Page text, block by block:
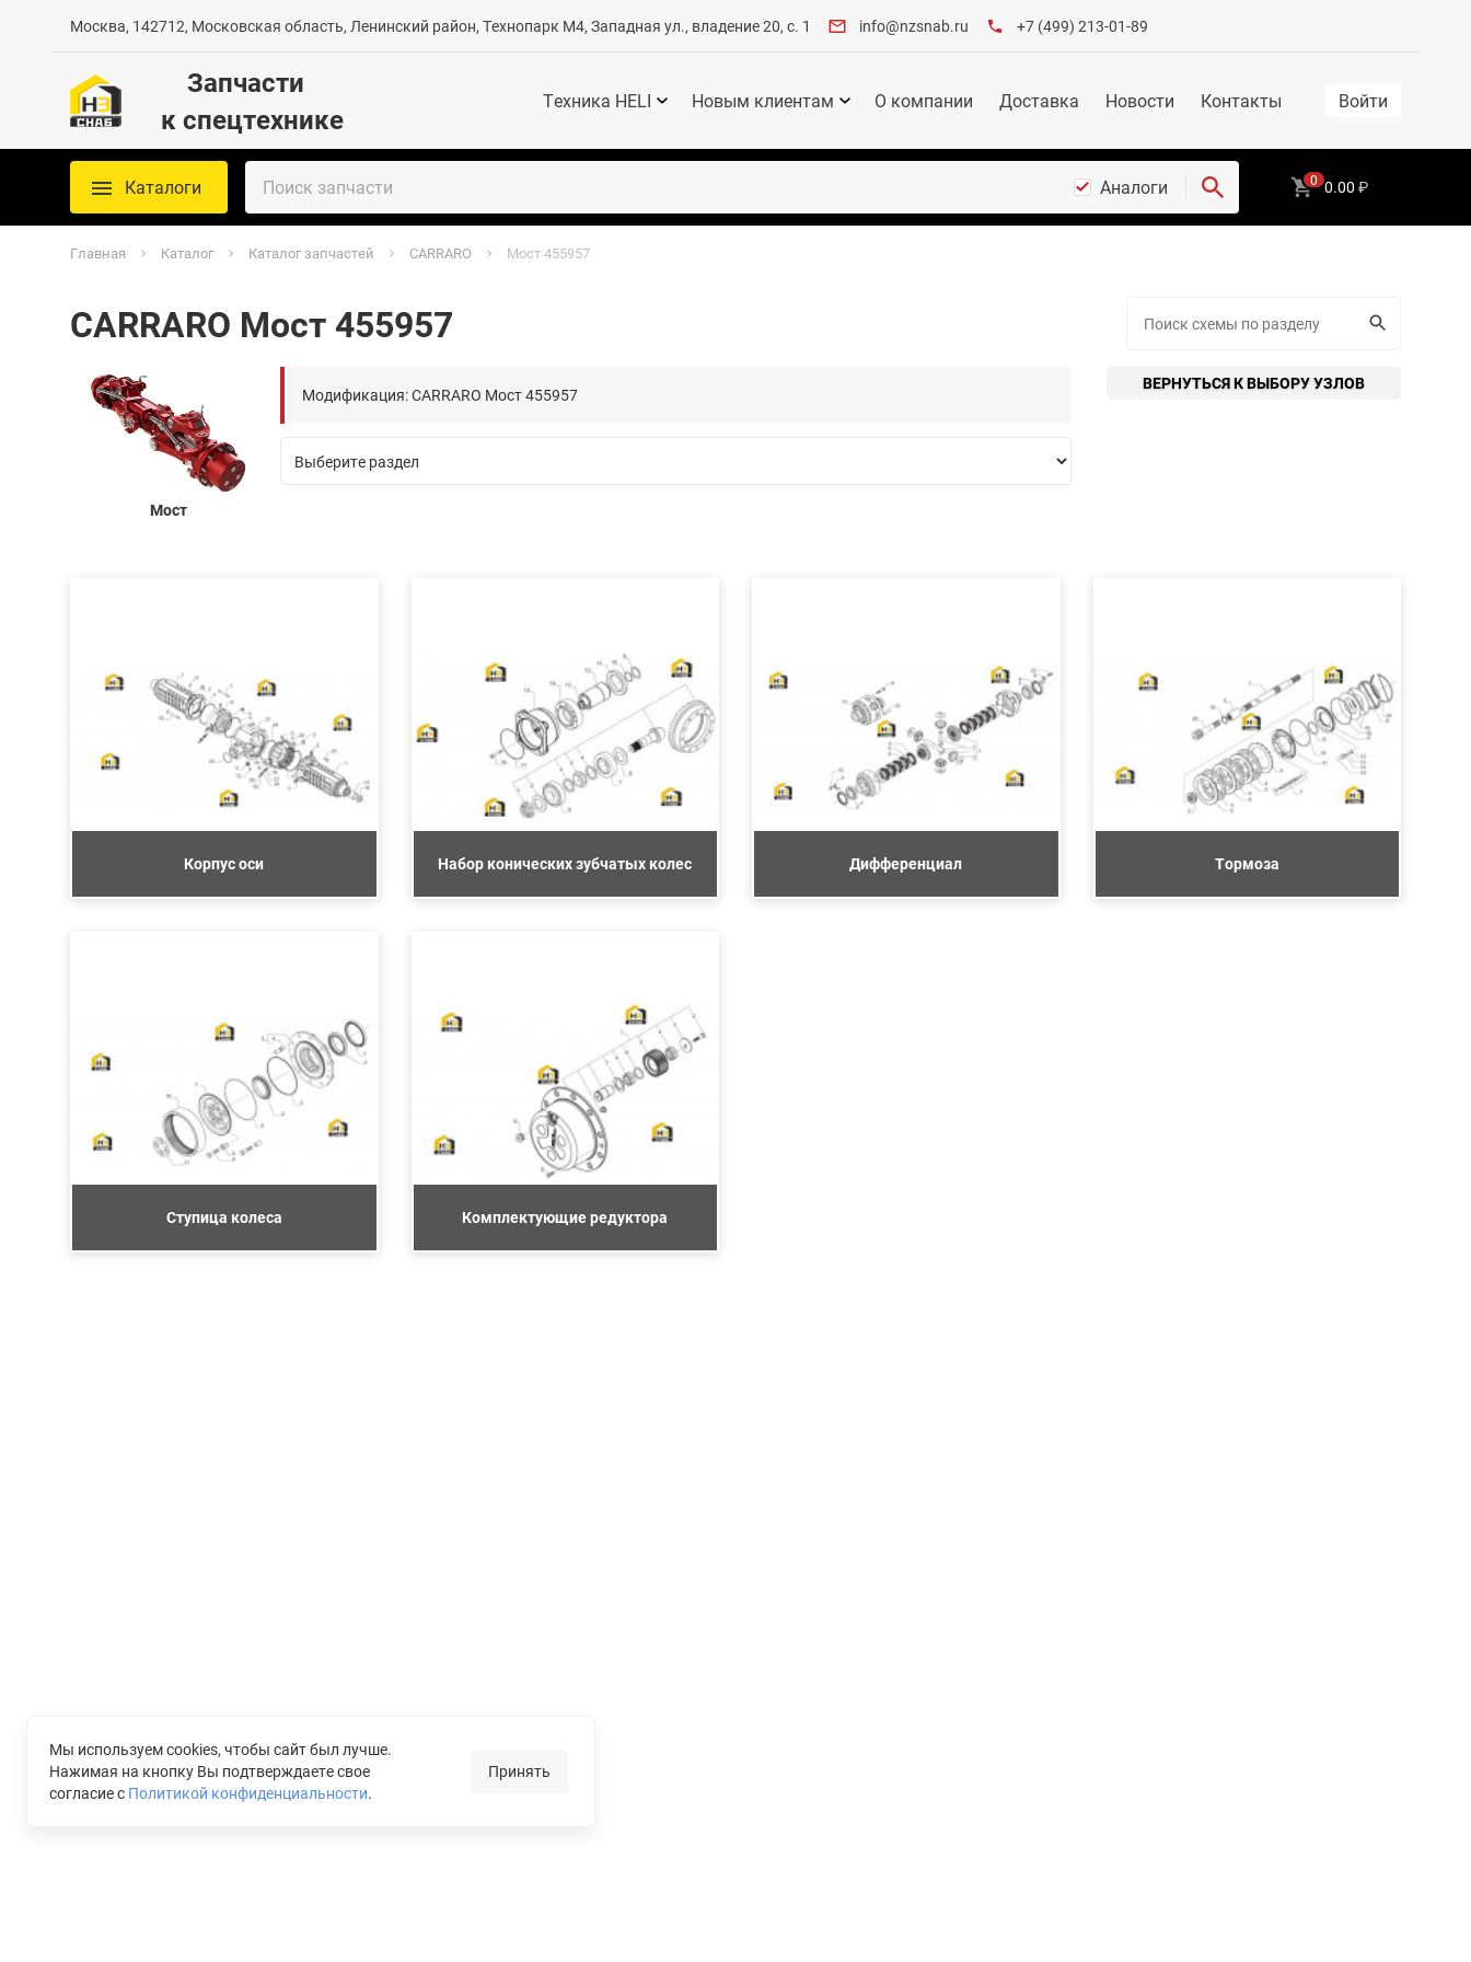
Москва, 142712, Московская область, Ленинский район, Технопарк М4, Западная ул., владение 20, с. 1 info@nzsnab.ru +7 (499) 213-01-89
Запчасти
к спецтехнике
Техника HELI Новым клиентам О компании Доставка Новости Контакты Войти
Каталоги Аналоги 0 0.00 ₽
Главная Каталог Каталог запчастей CARRARO Мост 455957
CARRARO Мост 455957
ВЕРНУТЬСЯ К ВЫБОРУ УЗЛОВ
Мост
Модификация: CARRARO Мост 455957
Корпус оси Набор конических зубчатых колес Дифференциал Тормоза
Ступица колеса Комплектующие редуктора
Мы используем cookies, чтобы сайт был лучше.
Нажимая на кнопку Вы подтверждаете свое
согласие с Политикой конфиденциальности.
Принять